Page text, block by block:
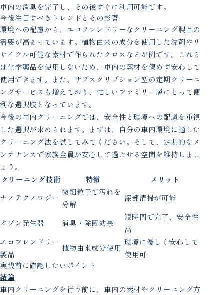
車内の消臭を完了し、その後すぐに利用可能です。
今後注目すべきトレンドとその影響
環境への配慮から、エコフレンドリーなクリーニング製品の
需要が高まっています。植物由来の成分を使用した洗剤やリ
サイクル可能な素材で作られたクロスなどが例です。これら
は化学薬品を使用しないため、車内の素材を傷めず安心して
使用できます。また、サブスクリプション型の定期クリーニ
ングサービスも増えており、忙しいファミリー層にとって便
利な選択肢となっています。
今後の車内クリーニングでは、安全性と環境への配慮を重視
した選択が求められます。まずは、自分の車内環境に適した
クリーニング法を試してみてください。そして、定期的なメ
ンテナンスで家族全員が安心して過ごせる空間を維持しまし
ょう。
クリーニング技術
特徴
メリット
ナノテクノロジー
微細粒子で汚れを
分解
深部清掃が可能
オゾン発生器 消臭・除菌効果
短時間で完了、安全性
高
エコフレンドリー
製品
植物由来成分使用
環境に優しく安心して
使用可
実践前に確認したいポイント
結論
車内クリーニングを行う前に、車内の素材やクリーニング方